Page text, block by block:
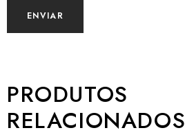
PRODUTOS
RELACIONADOS